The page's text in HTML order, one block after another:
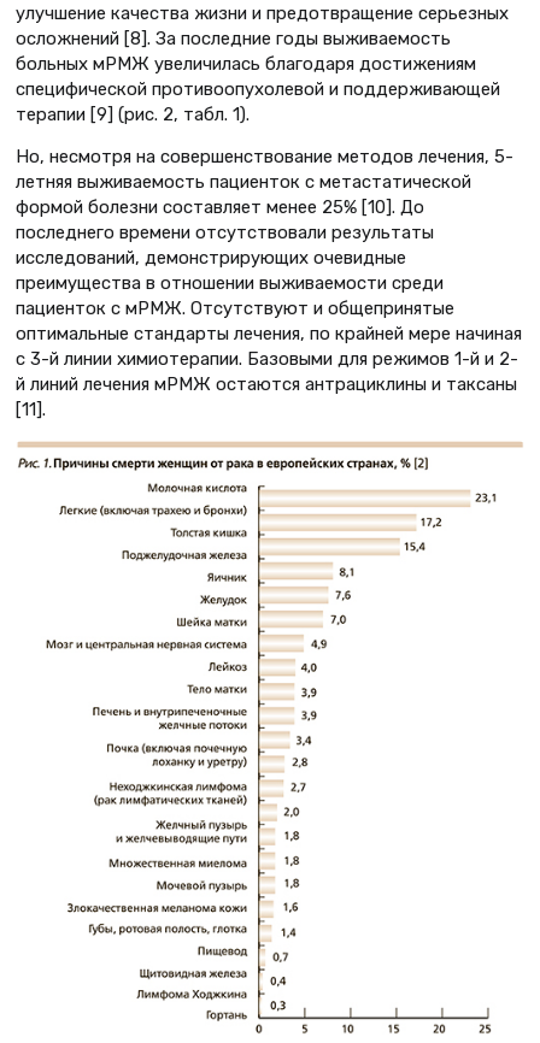
улучшение качества жизни и предотвращение серьезных
осложнений [8]. За последние годы выживаемость
больных мРМЖ увеличилась благодаря достижениям
специфической противоопухолевой и поддерживающей
терапии [9] (рис. 2, табл. 1).
Но, несмотря на совершенствование методов лечения, 5-
летняя выживаемость пациенток с метастатической
формой болезни составляет менее 25% [10]. До
последнего времени отсутствовали результаты
исследований, демонстрирующих очевидные
преимущества в отношении выживаемости среди
пациенток с мРМЖ. Отсутствуют и общепринятые
оптимальные стандарты лечения, по крайней мере начиная
с 3-й линии химиотерапии. Базовыми для режимов 1-й и 2-
й линий лечения мРМЖ остаются антрациклины и таксаны
[11].